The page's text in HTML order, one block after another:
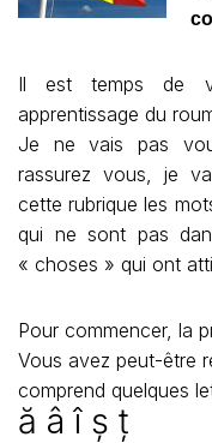
Il est temps de
apprentissage du
Je ne vais pas
rassurez vous, je
cette rubrique les
qui ne sont pas
« choses » qui ont
Pour commencer, la
Vous avez peut-être
comprend quelques
ă â î ș ț